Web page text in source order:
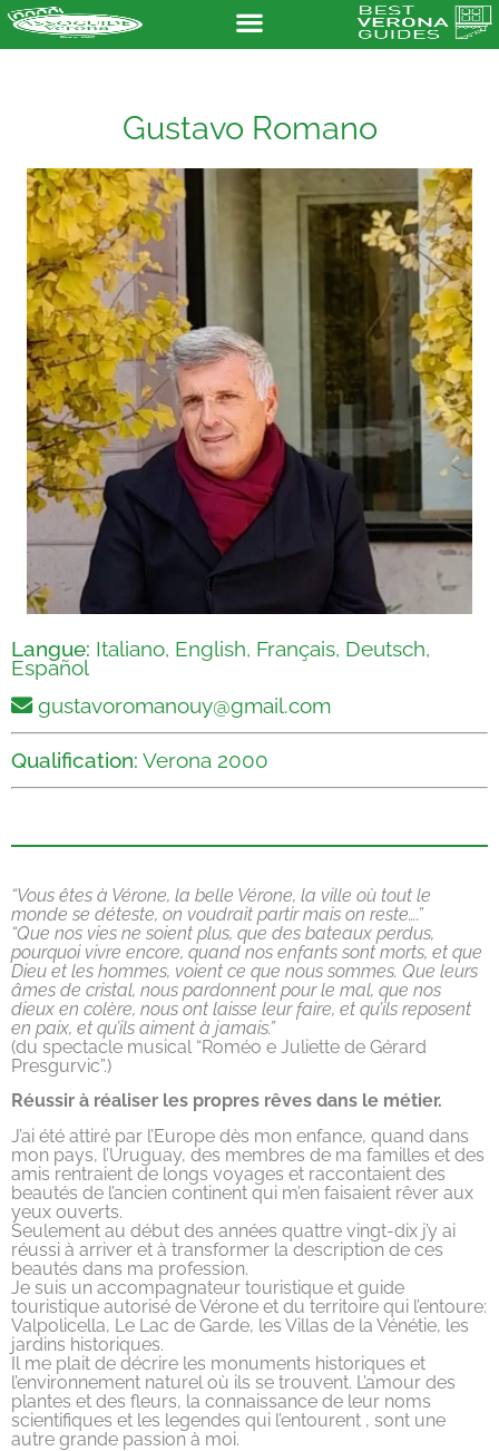
Gustavo Romano
Langue: Italiano, English, Français, Deutsch,
Español
gustavoromanouy@gmail.com
Qualification: Verona 2000
“Vous êtes à Vérone, la belle Vérone, la ville où tout le
monde se déteste, on voudrait partir mais on reste….”
“Que nos vies ne soient plus, que des bateaux perdus,
pourquoi vivre encore, quand nos enfants sont morts, et que
Dieu et les hommes, voient ce que nous sommes. Que leurs
âmes de cristal, nous pardonnent pour le mal, que nos
dieux en colère, nous ont laisse leur faire, et qu’ils reposent
en paix, et qu’ils aiment à jamais.”
(du spectacle musical “Roméo e Juliette de Gérard
Presgurvic”.)
Réussir à réaliser les propres rêves dans le métier.
J’ai été attiré par l’Europe dès mon enfance, quand dans
mon pays, l’Uruguay, des membres de ma familles et des
amis rentraient de longs voyages et raccontaient des
beautés de l’ancien continent qui m’en faisaient rêver aux
yeux ouverts.
Seulement au début des années quattre vingt-dix j’y ai
réussi à arriver et à transformer la description de ces
beautés dans ma profession.
Je suis un accompagnateur touristique et guide
touristique autorisé de Vérone et du territoire qui l’entoure:
Valpolicella, Le Lac de Garde, les Villas de la Vénétie, les
jardins historiques.
Il me plait de décrire les monuments historiques et
l’environnement naturel où ils se trouvent. L’amour des
plantes et des fleurs, la connaissance de leur noms
scientifiques et les legendes qui l’entourent , sont une
autre grande passion à moi.